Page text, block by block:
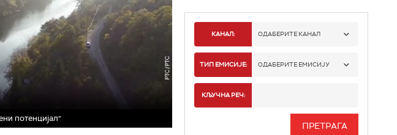
потенцијал"
КАНАЛ: ОДАБЕРИТЕ КАНАЛ
РТС 1
РТС 3
ТИП ЕМИСИЈЕ: ОДАБЕРИТЕ ЕМИСИЈУ
КЉУЧНА РЕЧ: